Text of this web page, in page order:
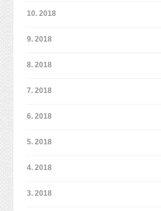
10. 2018
9. 2018
8. 2018
7. 2018
6. 2018
5. 2018
4. 2018
3. 2018